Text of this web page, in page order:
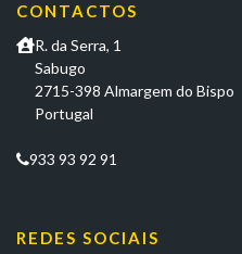
CONTACTOS
R. da Serra, 1
Sabugo
2715-398 Almargem do Bispo
Portugal
933 93 92 91
REDES SOCIAIS